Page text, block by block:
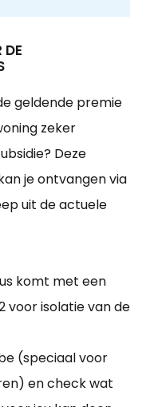
DE
geldende premie
zeker
Deze
je ontvangen via
uit de actuele
komt met een
voor isolatie van de
(speciaal voor
en check wat